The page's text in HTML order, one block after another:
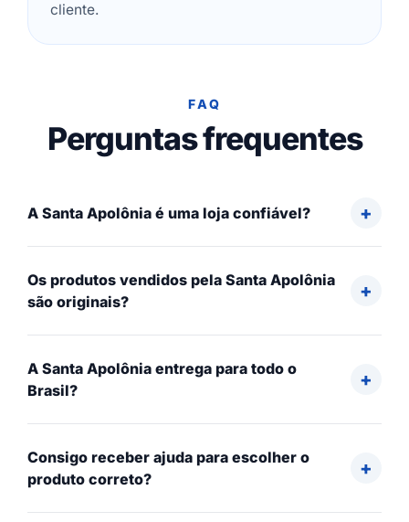
cliente.
FAQ
Perguntas frequentes
A Santa Apolônia é uma loja confiável?
Os produtos vendidos pela Santa Apolônia
são originais?
A Santa Apolônia entrega para todo o
Brasil?
Consigo receber ajuda para escolher o
produto correto?